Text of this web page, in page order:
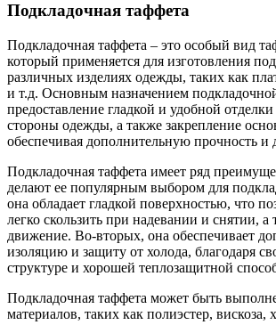
Подкладочная таффета
Подкладочная таффета – это особый вид
который применяется для изготовления
различных изделиях одежды, таких как
и т.д. Основным назначением
предоставление гладкой и удобной
стороны одежды, а также закрепление
обеспечивая дополнительную прочность и
Подкладочная таффета имеет ряд
делают ее популярным выбором для
она обладает гладкой поверхностью, что
легко скользить при надевании и снятии, а
движение. Во-вторых, она обеспечивает
изоляцию и защиту от холода, благодаря
структуре и хорошей теплозащитной
Подкладочная таффета может быть
материалов, таких как полиэстер,